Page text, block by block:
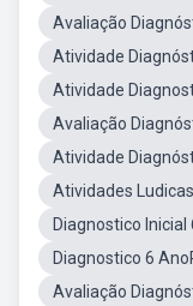
Avaliação
Atividade
Atividade
Avaliação
Atividade
Atividades
Diagnostico Inicial
Diagnostico 6
Avaliação